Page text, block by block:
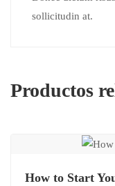
sollicitudin at.
Productos
How to Start